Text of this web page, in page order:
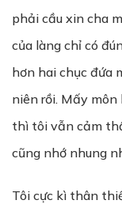
phải cầu xin cha
của làng chỉ có
hơn hai chục đứa
niên rồi. Mấy
thì tôi vẫn cảm
cũng nhớ nhung
Tôi cực kì thân